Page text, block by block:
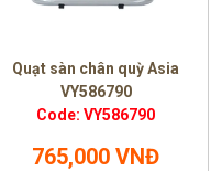
Quạt sàn chân quỳ Asia
VY586790
Code: VY586790
765,000 VNĐ